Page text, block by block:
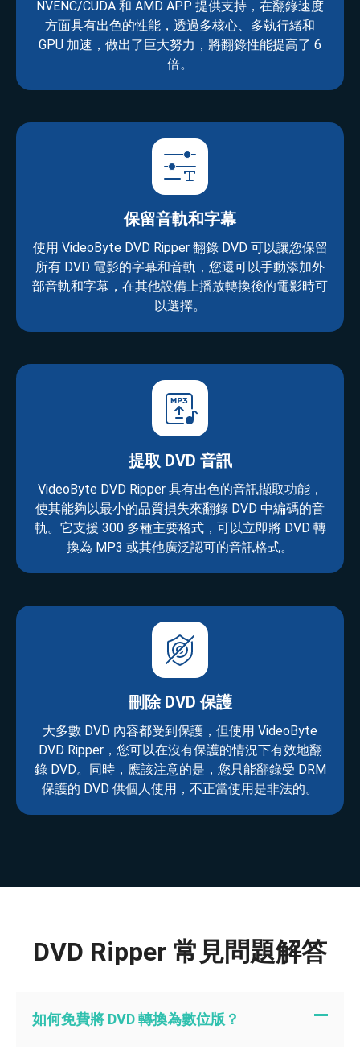
NVENC/CUDA 和 AMD APP 提供支持，在翻錄速度
方面具有出色的性能，透過多核心、多執行緒和
GPU 加速，做出了巨大努力，將翻錄性能提高了 6
倍。
保留音軌和字幕
使用 VideoByte DVD Ripper 翻錄 DVD 可以讓您保留
所有 DVD 電影的字幕和音軌，您還可以手動添加外
部音軌和字幕，在其他設備上播放轉換後的電影時可
以選擇。
提取 DVD 音訊
VideoByte DVD Ripper 具有出色的音訊擷取功能，
使其能夠以最小的品質損失來翻錄 DVD 中編碼的音
軌。它支援 300 多種主要格式，可以立即將 DVD 轉
換為 MP3 或其他廣泛認可的音訊格式。
刪除 DVD 保護
大多數 DVD 內容都受到保護，但使用 VideoByte
DVD Ripper，您可以在沒有保護的情況下有效地翻
錄 DVD。同時，應該注意的是，您只能翻錄受 DRM
保護的 DVD 供個人使用，不正當使用是非法的。
DVD Ripper 常見問題解答
如何免費將 DVD 轉換為數位版？